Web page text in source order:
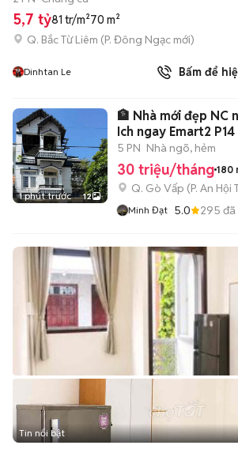
5,7 tỷ81 tr/m²70 m²
Q. Bắc Từ Liêm (P. Đông Ngạc mới)
Dinhtan Le Bấm để
1 phút trước 12
🏦 Nhà mới đẹp NC
Ich ngay Emart2 P14
5 PN Nhà ngõ, hẻm
30 triệu/tháng 180
Q. Gò Vấp (P. An Hội
Minh Đạt 5.0 295 đã
Tin nổi bật